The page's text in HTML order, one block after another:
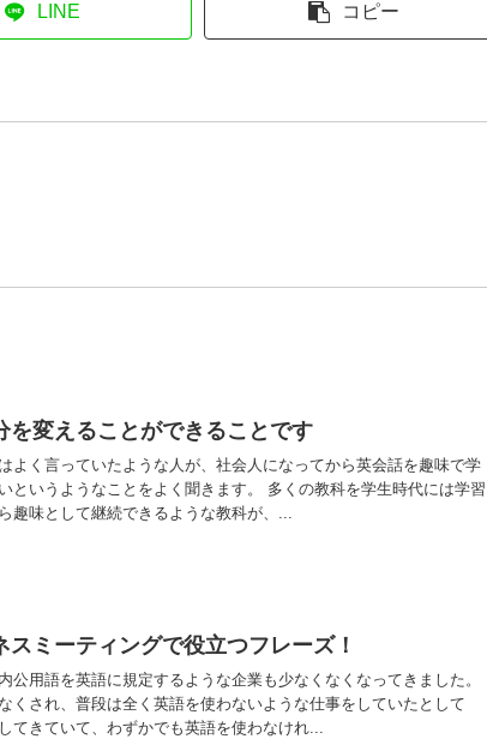
LINE コピー
を変えることができることです
よく言っていたような人が、社会人になってから英会話を趣味で学
というようなことをよく聞きます。 多くの教科を学生時代には学習
趣味として継続できるような教科が、...
スミーティングで役立つフレーズ！
公用語を英語に規定するような企業も少なくなくなってきました。
くされ、普段は全く英語を使わないような仕事をしていたとして
てきていて、わずかでも英語を使わなけれ...